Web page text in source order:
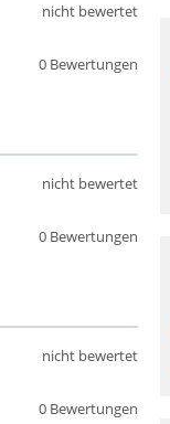
0 Bewertungen
nicht bewertet
0 Bewertungen
nicht bewertet
0 Bewertungen
nicht bewertet